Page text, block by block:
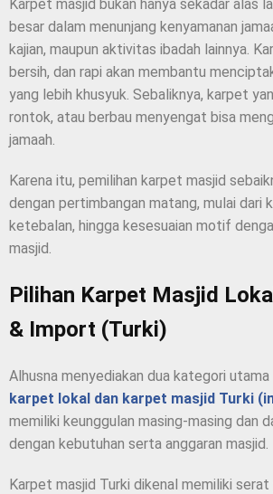
Karpet masjid bukan hanya sekadar alas
besar dalam menunjang kenyamanan
kajian, maupun aktivitas ibadah lainnya.
bersih, dan rapi akan membantu
yang lebih khusyuk. Sebaliknya, karpet
rontok, atau berbau menyengat bisa
jamaah.
Karena itu, pemilihan karpet masjid
dengan pertimbangan matang, mulai dari
ketebalan, hingga kesesuaian motif
masjid.
Pilihan Karpet Masjid
& Import (Turki)
Alhusna menyediakan dua kategori
karpet lokal dan karpet masjid Turki
memiliki keunggulan masing-masing dan
dengan kebutuhan serta anggaran masjid.
Karpet masjid Turki dikenal memiliki